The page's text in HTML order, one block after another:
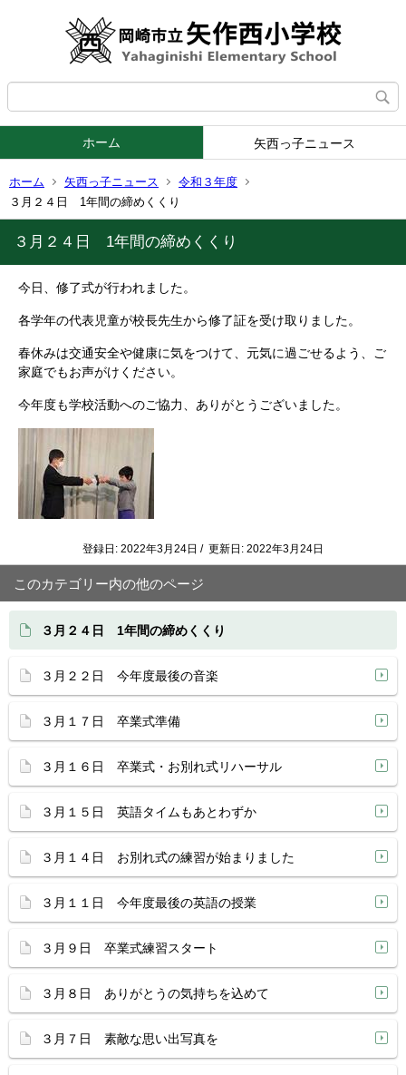
ホーム 矢西っ子ニュース
ホーム 矢西っ子ニュース
令和３年度
３月２４日 1年間の締めくくり
３月２４日 1年間の締めくくり
今日、修了式が行われました。
各学年の代表児童が校長先生から修了証を受け取りました。
春休みは交通安全や健康に気をつけて、元気に過ごせるよう、ご
家庭でもお声がけください。
今年度も学校活動へのご協力、ありがとうございました。
登録日: 2022年3月24日 / 更新日: 2022年3月24日
このカテゴリー内の他のページ
３月２４日 1年間の締めくくり
３月２２日 今年度最後の音楽
３月１７日 卒業式準備
３月１６日 卒業式・お別れ式リハーサル
３月１５日 英語タイムもあとわずか
３月１４日 お別れ式の練習が始まりました
３月１１日 今年度最後の英語の授業
３月９日 卒業式練習スタート
３月８日 ありがとうの気持ちを込めて
３月７日 素敵な思い出写真を